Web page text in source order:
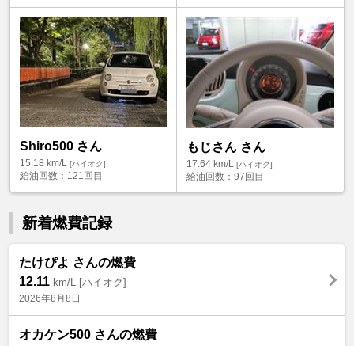
Shiro500 さん
15.18 km/L [ハイオク]
給油回数： 121回目
もじさん さん
17.64 km/L [ハイオク]
給油回数： 97回目
新着燃費記録
たけぴよ さんの燃費
12.11 km/L [ハイオク]
2026年8月8日
オカケン500 さんの燃費